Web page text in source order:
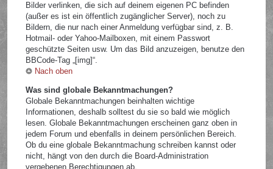
Bilder verlinken, die sich auf deinem eigenen PC befinden
(außer es ist ein öffentlich zugänglicher Server), noch zu
Bildern, die nur nach einer Anmeldung verfügbar sind, z. B.
Hotmail- oder Yahoo-Mailboxen, mit einem Passwort
geschützte Seiten usw. Um das Bild anzuzeigen, benutze den
BBCode-Tag „[img]“.
Nach oben
Was sind globale Bekanntmachungen?
Globale Bekanntmachungen beinhalten wichtige
Informationen, deshalb solltest du sie so bald wie möglich
lesen. Globale Bekanntmachungen erscheinen ganz oben in
jedem Forum und ebenfalls in deinem persönlichen Bereich.
Ob du eine globale Bekanntmachung schreiben kannst oder
nicht, hängt von den durch die Board-Administration
vergebenen Berechtigungen ab.